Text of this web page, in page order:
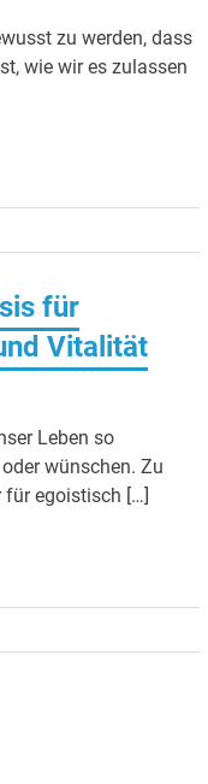
zu werden, dass
wie wir es zulassen
für
Vitalität
Leben so
wünschen. Zu
für egoistisch […]